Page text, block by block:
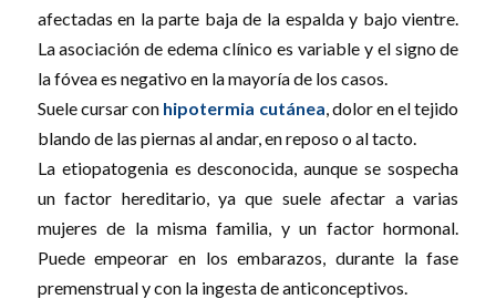
afectadas en la parte baja de la espalda y bajo vientre.
La asociación de edema clínico es variable y el signo de
la fóvea es negativo en la mayoría de los casos.
Suele cursar con hipotermia cutánea, dolor en el tejido
blando de las piernas al andar, en reposo o al tacto.
La etiopatogenia es desconocida, aunque se sospecha
un factor hereditario, ya que suele afectar a varias
mujeres de la misma familia, y un factor hormonal.
Puede empeorar en los embarazos, durante la fase
premenstrual y con la ingesta de anticonceptivos.